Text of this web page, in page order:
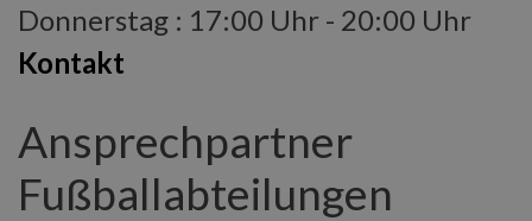
Donnerstag : 17:00 Uhr - 20:00 Uhr
Kontakt
Ansprechpartner
Fußballabteilungen